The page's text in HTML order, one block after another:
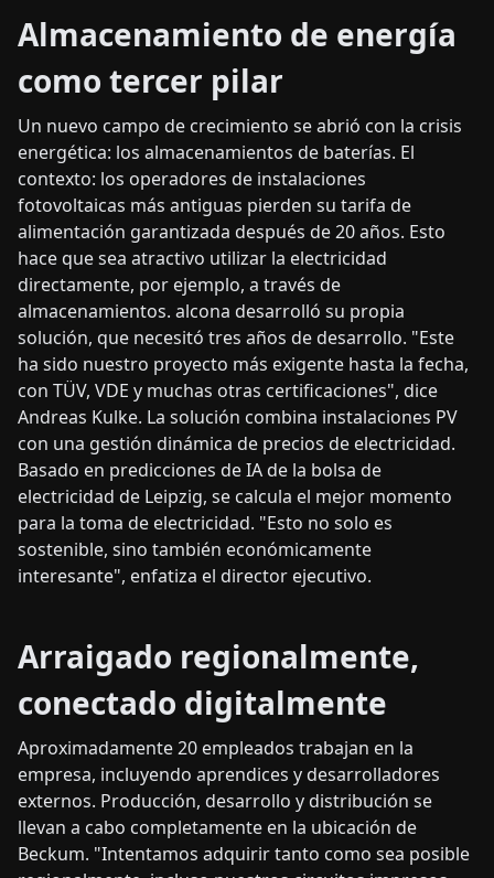
Almacenamiento de energía
como tercer pilar
Un nuevo campo de crecimiento se abrió con la crisis
energética: los almacenamientos de baterías. El
contexto: los operadores de instalaciones
fotovoltaicas más antiguas pierden su tarifa de
alimentación garantizada después de 20 años. Esto
hace que sea atractivo utilizar la electricidad
directamente, por ejemplo, a través de
almacenamientos. alcona desarrolló su propia
solución, que necesitó tres años de desarrollo. "Este
ha sido nuestro proyecto más exigente hasta la fecha,
con TÜV, VDE y muchas otras certificaciones", dice
Andreas Kulke. La solución combina instalaciones PV
con una gestión dinámica de precios de electricidad.
Basado en predicciones de IA de la bolsa de
electricidad de Leipzig, se calcula el mejor momento
para la toma de electricidad. "Esto no solo es
sostenible, sino también económicamente
interesante", enfatiza el director ejecutivo.
Arraigado regionalmente,
conectado digitalmente
Aproximadamente 20 empleados trabajan en la
empresa, incluyendo aprendices y desarrolladores
externos. Producción, desarrollo y distribución se
llevan a cabo completamente en la ubicación de
Beckum. "Intentamos adquirir tanto como sea posible